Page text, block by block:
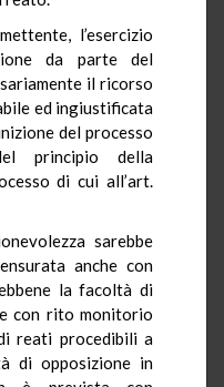
l’esercizio
da parte del
il ricorso
ed ingiustificata
del processo
principio della
di cui all’art.
sarebbe
anche con
la facoltà di
con rito monitorio
reati procedibili a
di opposizione in